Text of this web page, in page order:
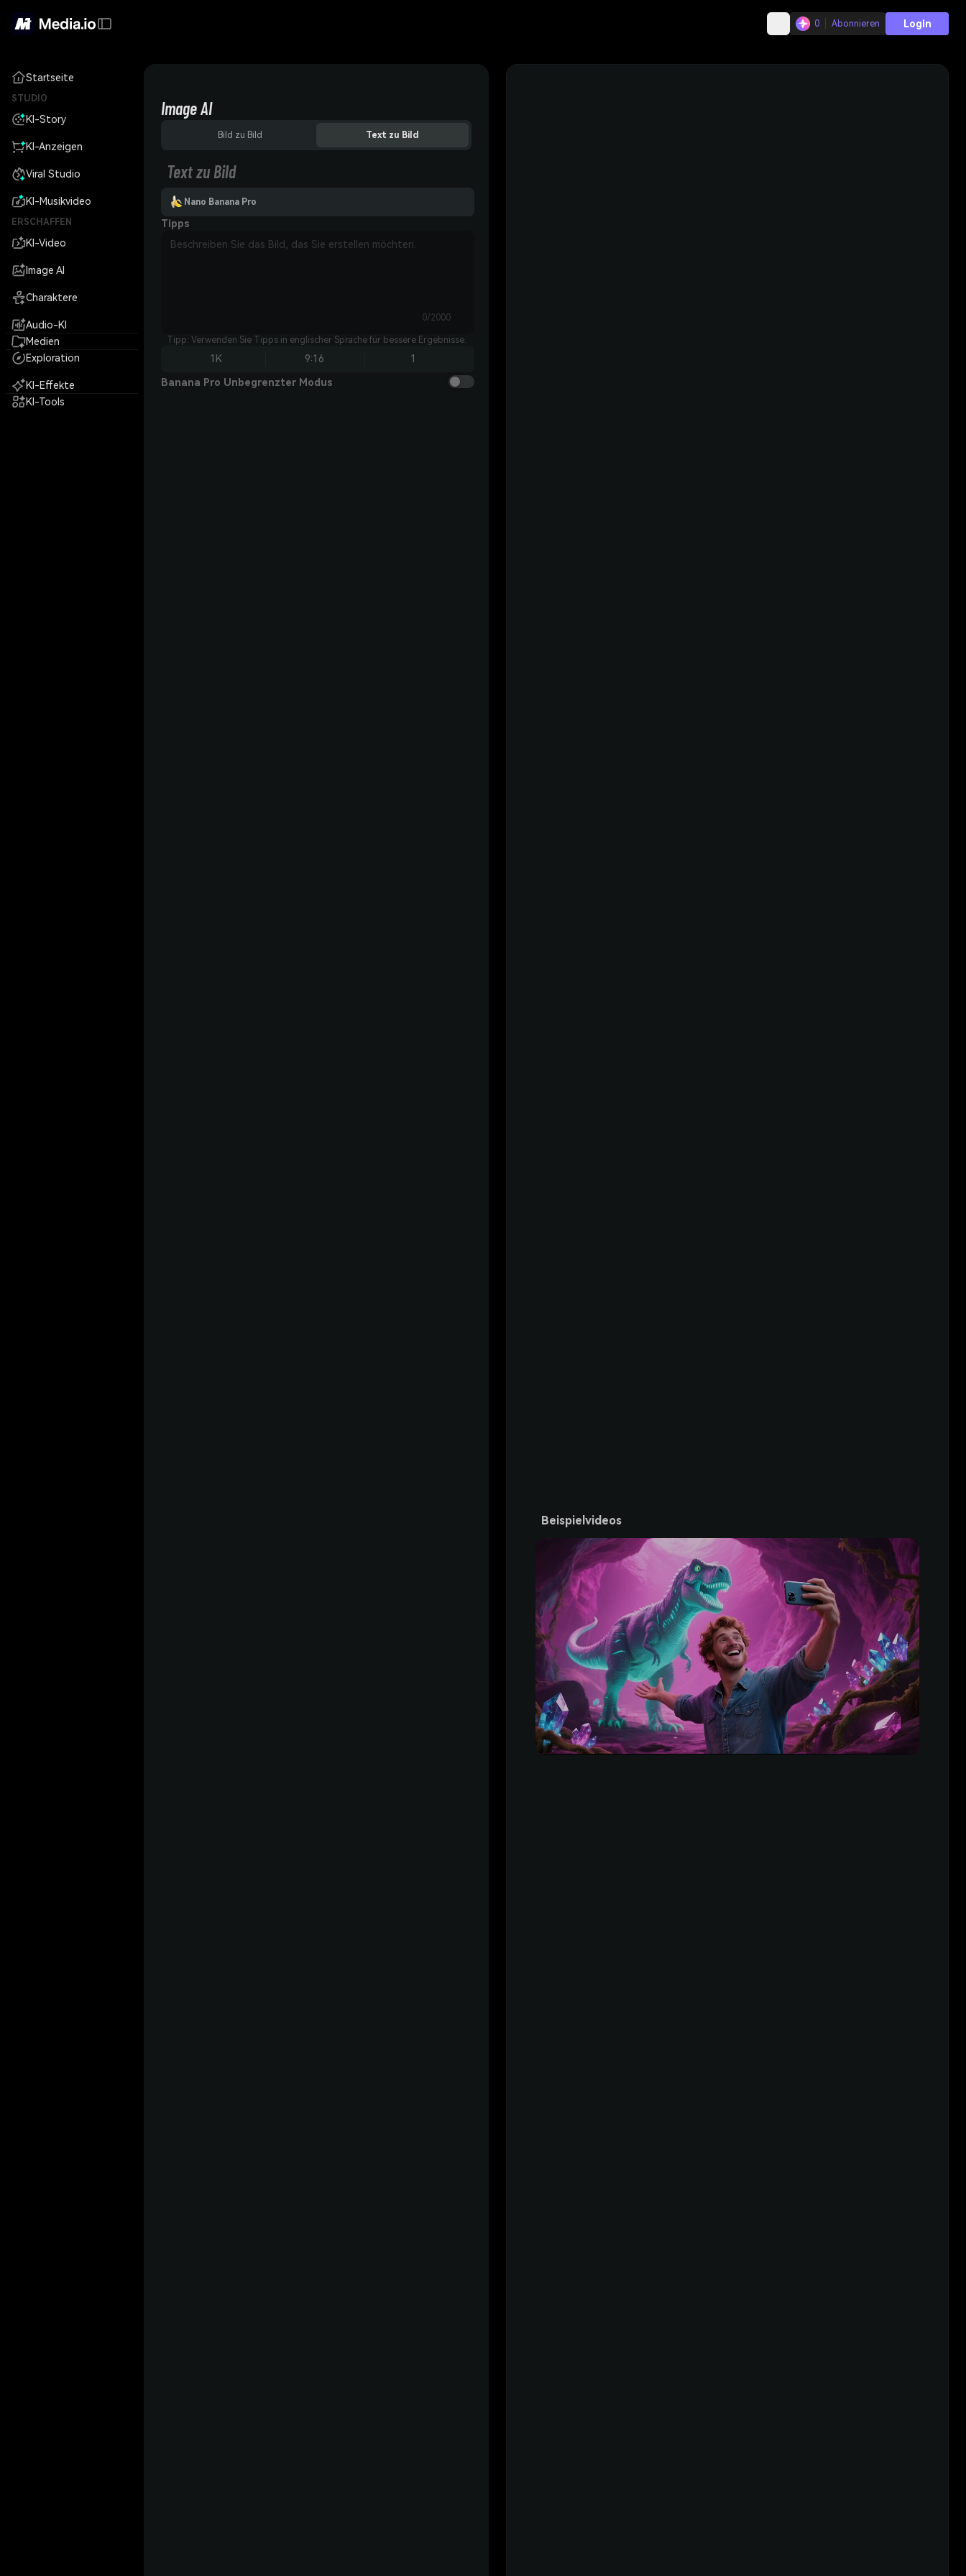
0 Abonnieren Login
Startseite
STUDIO
KI-Story
KI-Anzeigen
Viral Studio
KI-Musikvideo
ERSCHAFFEN
KI-Video
Image AI
Charaktere
Audio-KI
Medien
Exploration
KI-Effekte
KI-Tools
Image AI
Bild zu Bild Text zu Bild
Text zu Bild
Nano Banana Pro
Tipps
0/2000
Tipp: Verwenden Sie Tipps in englischer Sprache für bessere Ergebnisse.
1K 9:16 1
Banana Pro Unbegrenzter Modus
Beispielvideos